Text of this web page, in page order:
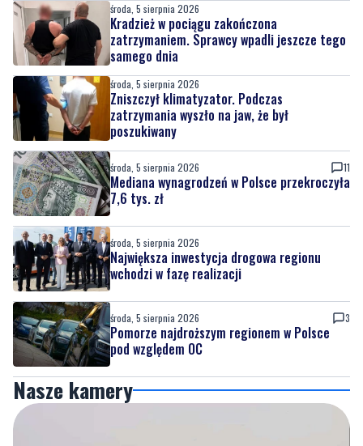
środa, 5 sierpnia 2026
Kradzież w pociągu zakończona
zatrzymaniem. Sprawcy wpadli jeszcze tego
samego dnia
środa, 5 sierpnia 2026
Zniszczył klimatyzator. Podczas
zatrzymania wyszło na jaw, że był
poszukiwany
środa, 5 sierpnia 2026 11
Mediana wynagrodzeń w Polsce przekroczyła
7,6 tys. zł
środa, 5 sierpnia 2026
Największa inwestycja drogowa regionu
wchodzi w fazę realizacji
środa, 5 sierpnia 2026 3
Pomorze najdroższym regionem w Polsce
pod względem OC
Nasze kamery